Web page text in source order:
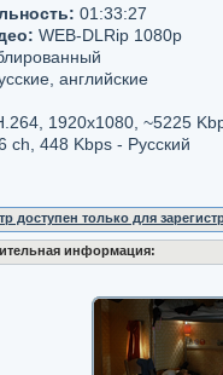
01:33:27
WEB-DLRip 1080p
английские
1920x1080, ~5225
ch, 448 Kbps - Русский
доступен только для
информация: